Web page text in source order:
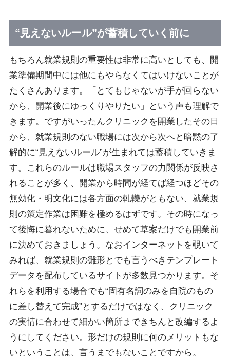
“見えないルール”が蓄積していく前に
もちろん就業規則の重要性は非常に高いとしても、開
業準備期間中には他にもやらなくてはいけないことが
たくさんあります。「とてもじゃないが手が回らない
から、開業後にゆっくりやりたい」という声も理解で
きます。ですがいったんクリニックを開業したその日
から、就業規則のない職場には次から次へと暗黙の了
解的に“見えないルール”が生まれては蓄積していきま
す。これらのルールは職場スタッフの力関係が反映さ
れることが多く、開業から時間が経てば経つほどその
無効化・明文化には各方面の軋轢がともない、就業規
則の策定作業は困難を極めるはずです。その時になっ
て後悔に暮れないために、せめて草案だけでも開業前
に決めておきましょう。なおインターネットを覗いて
みれば、就業規則の雛形とでも言うべきテンプレート
データを配布しているサイトが多数見つかります。そ
れらを利用する場合でも“固有名詞のみを自院のもの
に差し替えて完成”とするだけではなく、クリニック
の実情に合わせて細かい箇所まできちんと改編するよ
うにしてください。形だけの規則に何のメリットもな
いということは、言うまでもないことですから。